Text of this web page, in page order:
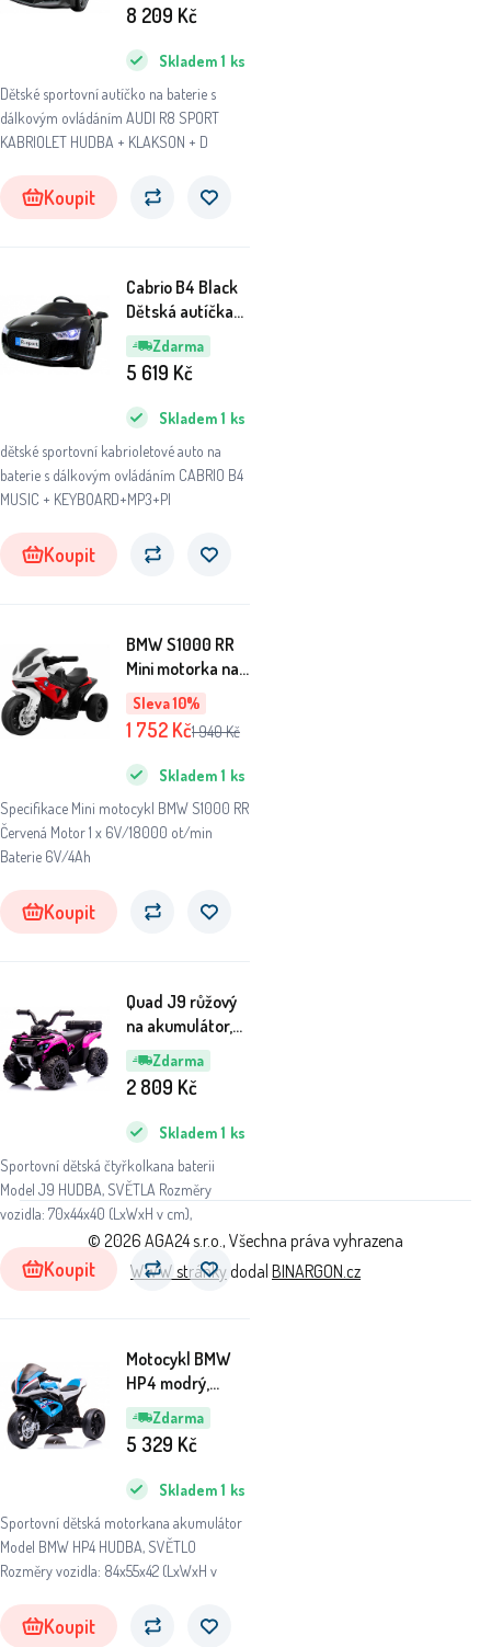
Dětské sportovní autíčko na baterie s
dálkovým ovládáním AUDI R8 SPORT
KABRIOLET HUDBA + KLAKSON + D
Skladem 1 ks
8 209 Kč
Koupit
Zdarma
Cabrio B4 Black
Dětská autíčka
na baterie,
dálkové
ovládání, světla
kůže
dětské sportovní kabrioletové auto na
baterie s dálkovým ovládáním CABRIO B4
MUSIC + KEYBOARD+MP3+PI
Skladem 1 ks
5 619 Kč
Koupit
Sleva 10%
BMW S1000 RR
Mini motorka na
baterie pro děti
Červená + 3 kola
+ zvuky + LED
dioda
Specifikace Mini motocykl BMW S1000 RR
Červená Motor 1 x 6V/18000 ot/min
Baterie 6V/4Ah
Skladem 1 ks
1 752 Kč1 940Kč
Koupit
Zdarma
Quad J9 růžový
na akumulátor,
čtyřkolky pro
děti hudba světlo
Akumulátor
lithiový-iontový
Sportovní dětská čtyřkolkana baterii
Model J9 HUDBA, SVĚTLA Rozměry
vozidla: 70x44x40 (LxWxH v cm),
Skladem 1 ks
2 809 Kč
Koupit
Zdarma
Motocykl BMW
HP4 modrý,
motocykl na
lithiovo-iontovou
baterii
Sportovní dětská motorkana akumulátor
Model BMW HP4 HUDBA, SVĚTLO
Rozměry vozidla: 84x55x42 (LxWxH v
Skladem 1 ks
5 329 Kč
Koupit
© 2026 AGA24 s.r.o., Všechna práva vyhrazena
WWW stránkydodal BINARGON.cz